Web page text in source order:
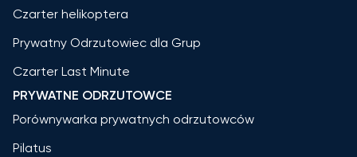
Czarter helikoptera
Prywatny Odrzutowiec dla Grup
Czarter Last Minute
PRYWATNE ODRZUTOWCE
Porównywarka prywatnych odrzutowców
Pilatus